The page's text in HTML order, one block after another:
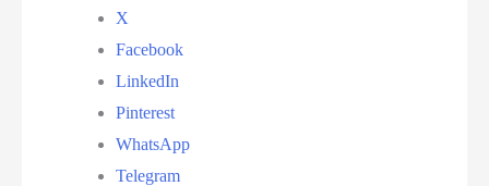
X
Facebook
LinkedIn
Pinterest
WhatsApp
Telegram